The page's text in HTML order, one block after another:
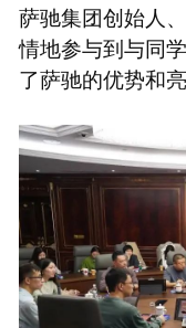
萨驰集团创始人
情地参与到与同
了萨驰的优势和亮